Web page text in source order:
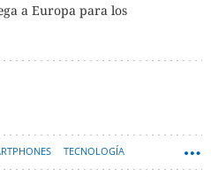
a Europa para los
TECNOLOGÍA